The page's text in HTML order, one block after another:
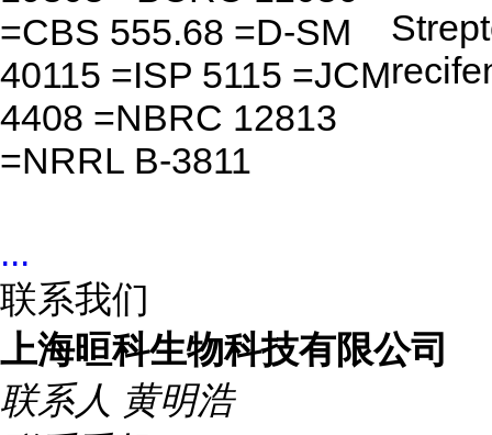
=CBS 555.68 =D-SM
40115 =ISP 5115 =JCM
4408 =NBRC 12813
=NRRL B-3811
...
联系我们
上海晅科生物科技有限公司
联系人 黄明浩